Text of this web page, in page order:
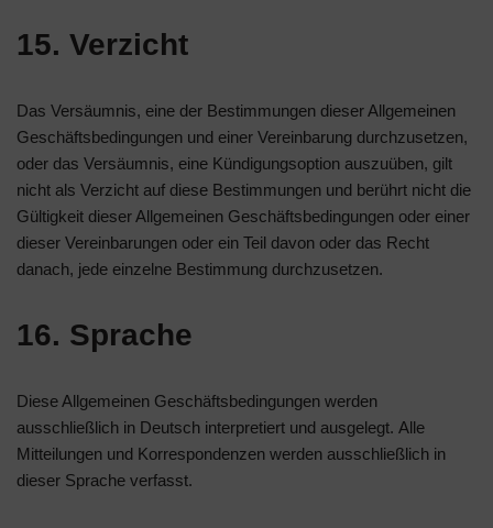
15. Verzicht
Das Versäumnis, eine der Bestimmungen dieser Allgemeinen
Geschäftsbedingungen und einer Vereinbarung durchzusetzen,
oder das Versäumnis, eine Kündigungsoption auszuüben, gilt
nicht als Verzicht auf diese Bestimmungen und berührt nicht die
Gültigkeit dieser Allgemeinen Geschäftsbedingungen oder einer
dieser Vereinbarungen oder ein Teil davon oder das Recht
danach, jede einzelne Bestimmung durchzusetzen.
16. Sprache
Diese Allgemeinen Geschäftsbedingungen werden
ausschließlich in Deutsch interpretiert und ausgelegt. Alle
Mitteilungen und Korrespondenzen werden ausschließlich in
dieser Sprache verfasst.